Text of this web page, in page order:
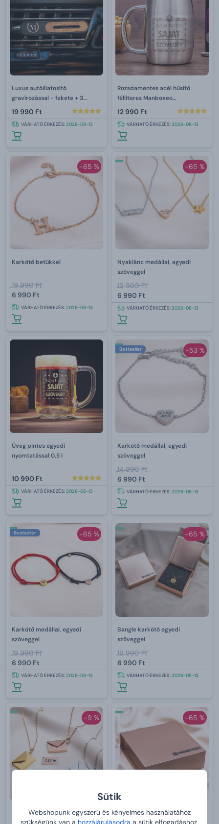
Sütik
Webshopunk egyszerű és kényelmes használatához
szükségünk van a hozzájárulásodra a sütik elfogadáshoz.
Luxus autóillatosító
gravírozással - fekete + 3
újratöltődéssel
19 990 Ft
VÁRHATÓ ÉRKEZÉS:2026-08-13
Rozsdamentes acél hűsítő
félliteres Manboxeo
gravírozással
12 990 Ft
VÁRHATÓ ÉRKEZÉS:2026-08-13
-65 %
Karkötő betűkkel
19 990 Ft
6 990 Ft
VÁRHATÓ ÉRKEZÉS:2026-08-13
-65 %
Nyaklánc medállal, egyedi
szöveggel
19 990 Ft
6 990 Ft
VÁRHATÓ ÉRKEZÉS:2026-08-13
Üveg pintes egyedi
nyomtatással 0,5 l
10 990 Ft
VÁRHATÓ ÉRKEZÉS:2026-08-13
-53 %
Bestseller
Karkötő medállal, egyedi
szöveggel
14 990 Ft
6 990 Ft
VÁRHATÓ ÉRKEZÉS:2026-08-13
-65 %
Bestseller
Karkötő medállal, egyedi
szöveggel
19 990 Ft
6 990 Ft
VÁRHATÓ ÉRKEZÉS:2026-08-13
-65 %
Bangle karkötő egyedi
szöveggel
19 990 Ft
6 990 Ft
VÁRHATÓ ÉRKEZÉS:2026-08-13
-9 %
Nyaklánc üzenettel,
-65 %
Karkötő egyedi szöveggel